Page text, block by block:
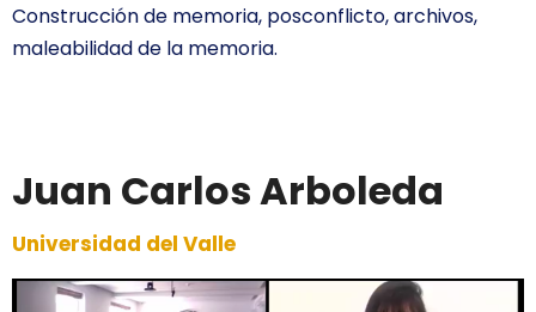
Construcción de memoria, posconflicto, archivos,
maleabilidad de la memoria.
Juan Carlos Arboleda
Universidad del Valle